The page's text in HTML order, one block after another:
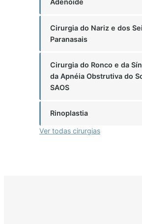
Adenóide
Cirurgia do Nariz e dos
Paranasais
Cirurgia do Ronco e da
da Apnéia Obstrutiva do
SAOS
Rinoplastia
Ver todas cirurgias